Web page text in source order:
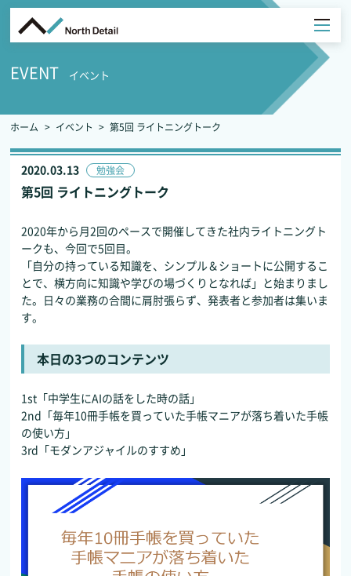
EVENT イベント
ホーム イベント 第5回 ライトニングトーク
2020.03.13 勉強会
第5回 ライトニングトーク
2020年から月2回のペースで開催してきた社内ライトニングト
ークも、今回で5回目。
「自分の持っている知識を、シンプル＆ショートに公開するこ
とで、横方向に知識や学びの場づくりとなれば」と始まりまし
た。日々の業務の合間に肩肘張らず、発表者と参加者は集いま
す。
本日の3つのコンテンツ
1st「中学生にAIの話をした時の話」
2nd「毎年10冊手帳を買っていた手帳マニアが落ち着いた手帳
の使い方」
3rd「モダンアジャイルのすすめ」